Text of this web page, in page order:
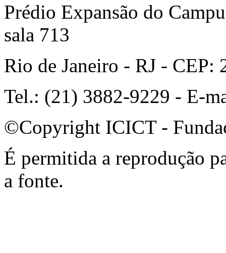
Prédio Expansão do
sala 713
Rio de Janeiro - RJ - CEP:
Tel.: (21) 3882-9229 - E-
©Copyright ICICT -
É permitida a reprodução
a fonte.